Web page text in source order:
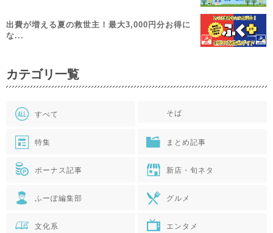
出費が増える夏の救世主！最大3,000円分お得に
な...
カテゴリ一覧
すべて そば
特集 まとめ記事
ボーナス記事 新店・旬ネタ
ふーぽ編集部 グルメ
文化系 エンタメ